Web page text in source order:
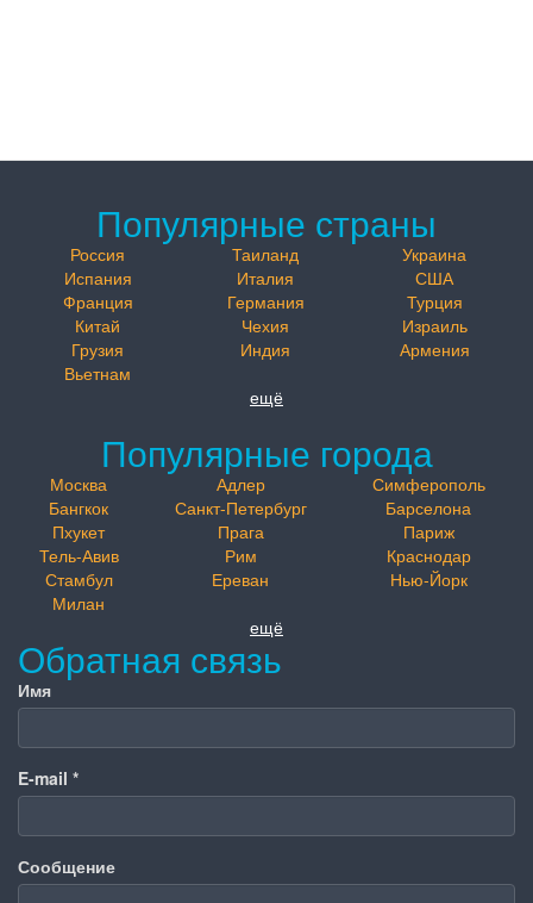
Популярные страны
Россия Таиланд
Украина
Испания
Италия
США
Франция
Германия
Турция
Китай
Чехия
Израиль
Грузия
Индия
Армения
Вьетнам
ещё
Популярные города
Москва Адлер
Симферополь
Бангкок
Санкт-Петербург
Барселона
Пхукет
Прага
Париж
Тель-Авив
Рим
Краснодар
Стамбул
Ереван
Нью-Йорк
Милан
ещё
Обратная связь
Имя
E-mail *
Сообщение